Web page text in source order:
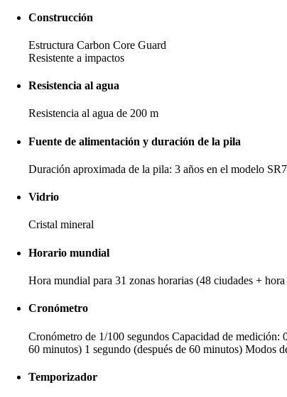
Construcción
Estructura Carbon Core Guard
Resistente a impactos
Resistencia al agua
Resistencia al agua de 200 m
Fuente de alimentación y duración de la pila
Duración aproximada de la pila: 3 años en el modelo
Vidrio
Cristal mineral
Horario mundial
Hora mundial para 31 zonas horarias (48 ciudades +
Cronómetro
Cronómetro de 1/100 segundos Capacidad de medición:
60 minutos) 1 segundo (después de 60 minutos) Modos
Temporizador